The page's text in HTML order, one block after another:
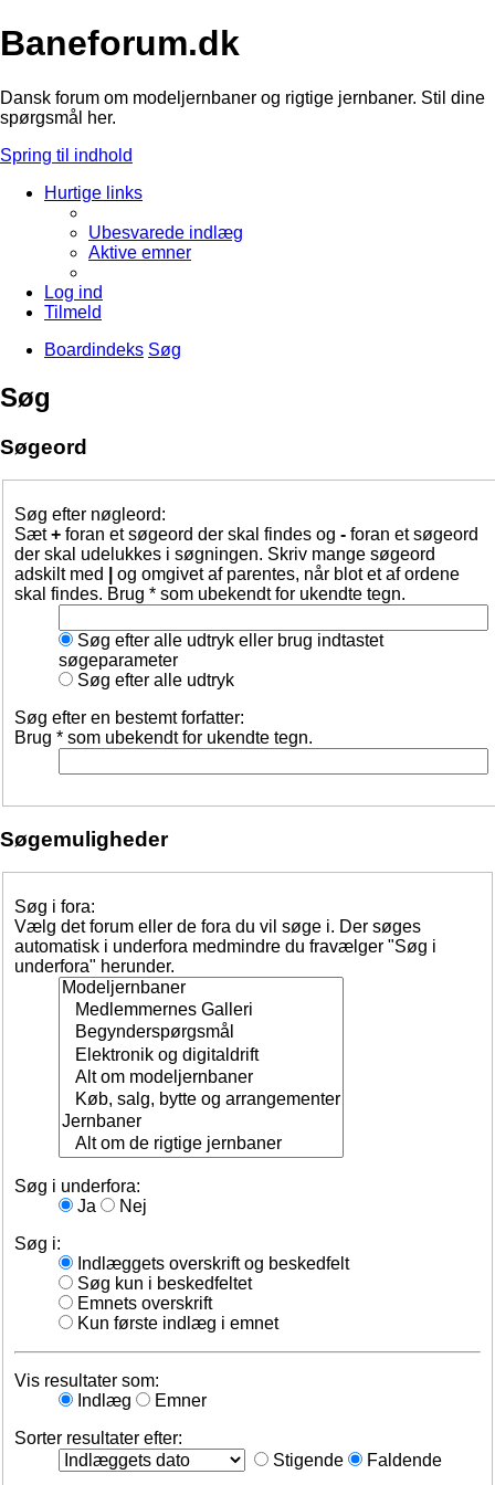
Baneforum.dk
Dansk forum om modeljernbaner og rigtige jernbaner. Stil dine
spørgsmål her.
Spring til indhold
Hurtige links
Ubesvarede indlæg
Aktive emner
Log ind
Tilmeld
Boardindeks Søg
Søg
Søgeord
Søg efter nøgleord:
Sæt+ foran et søgeord der skal findes og - foran et søgeord
der skal udelukkes i søgningen. Skriv mange søgeord
adskilt med
og omgivet af parentes, når blot et af ordene
skal findes. Brug * som ubekendt for ukendte tegn.
Søg efter alle udtryk eller brug indtastet
søgeparameter
Søg efter alle udtryk
Søg efter en bestemt forfatter:
Brug * som ubekendt for ukendte tegn.
Søgemuligheder
Søg i fora:
Vælg det forum eller de fora du vil søge i. Der søges
automatisk i underfora medmindre du fravælger "Søg i
underfora" herunder.
Søg i underfora:
Ja
Nej
Søg i:
Indlæggets overskrift og beskedfelt
Søg kun i beskedfeltet
Emnets overskrift
Kun første indlæg i emnet
Vis resultater som:
Indlæg
Emner
Sorter resultater efter:
Stigende
Faldende